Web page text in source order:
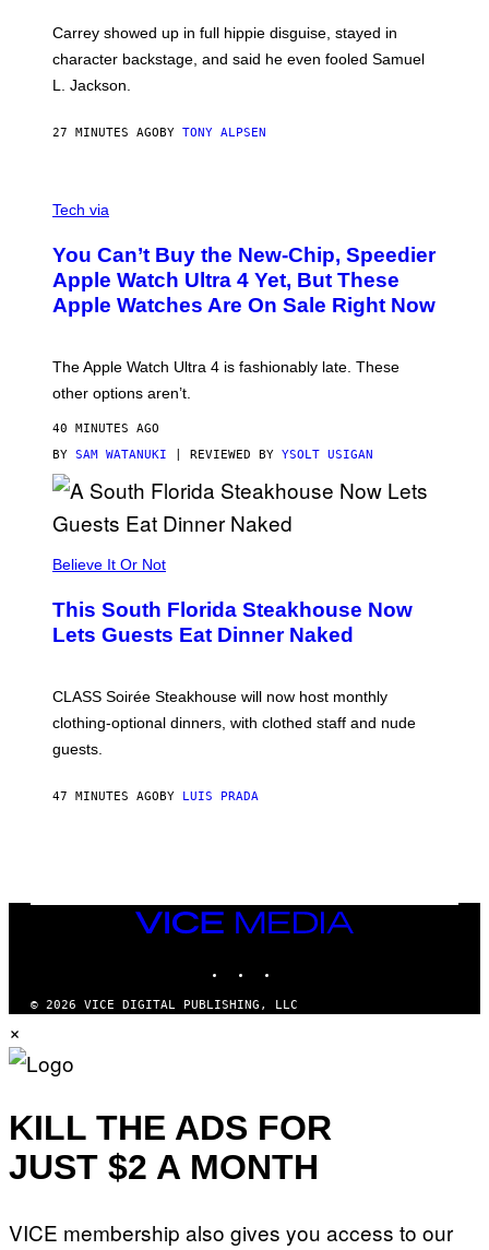
Carrey showed up in full hippie disguise, stayed in
character backstage, and said he even fooled Samuel
L. Jackson.
27 MINUTES AGO BY TONY ALPSEN
N
D
E
R
M
L
,
O
T
T
E
P
P
E
A
T
T
A
4
Tech via
You Can’t Buy the New-Chip, Speedier
Apple Watch Ultra 4 Yet, But These
Apple Watches Are On Sale Right Now
The Apple Watch Ultra 4 is fashionably late. These
other options aren’t.
40 MINUTES AGO
BY SAM WATANUKI | REVIEWED BY YSOLT USIGAN
Believe It Or Not
This South Florida Steakhouse Now
Lets Guests Eat Dinner Naked
CLASS Soirée Steakhouse will now host monthly
clothing-optional dinners, with clothed staff and nude
guests.
47 MINUTES AGO BY LUIS PRADA
VICE
MEDIA
© 2026 VICE DIGITAL PUBLISHING, LLC
×
KILL THE ADS FOR
JUST $2 A MONTH
VICE membership also gives you access to our